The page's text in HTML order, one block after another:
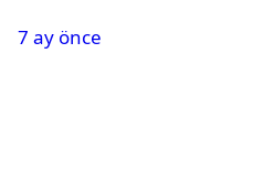
7 ay önce